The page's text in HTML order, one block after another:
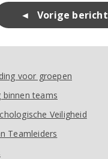
Vorige bericht
voor groepen
binnen teams
Veiligheid
Teamleiders